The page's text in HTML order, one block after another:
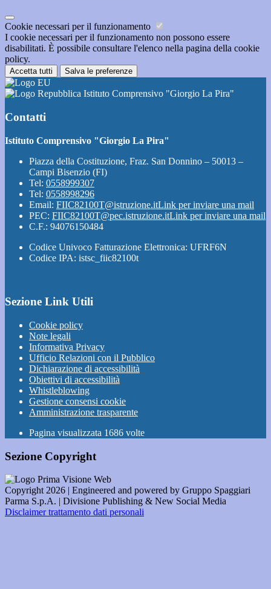
Cookie necessari per il funzionamento
I cookie necessari per il funzionamento non possono essere
disabilitati. È possibile consultare l'elenco nella pagina della cookie
policy.
Accetta tutti Salva le preferenze
Istituto Comprensivo "Giorgio La Pira"
Contatti
Istituto Comprensivo "Giorgio La Pira"
Piazza della Costituzione, Fraz. San Donnino – 50013 –
Campi Bisenzio (FI)
Tel: 0558999307
Tel: 0558998296
Email: FIIC82100T@istruzione.itLink per inviare una mail
PEC: FIIC82100T@pec.istruzione.itLink per inviare una mail
C.F.: 94076150484
Codice Univoco Fatturazione Elettronica: UFRF6N
Codice IPA: istsc_fiic82100t
Sezione Link Utili
Cookie policy
Note legali
Informativa Privacy
Ufficio Relazioni con il Pubblico
Dichiarazione di accessibilità
Obiettivi di accessibilità
Whistleblowing
Gestione consensi cookie
Amministrazione trasparente
Pagina visualizzata 1686 volte
Sezione Copyright
Copyright 2026 | Engineered and powered by Gruppo Spaggiari
Parma S.p.A. | Divisione Publishing & New Social Media
Disclaimer trattamento dati personali